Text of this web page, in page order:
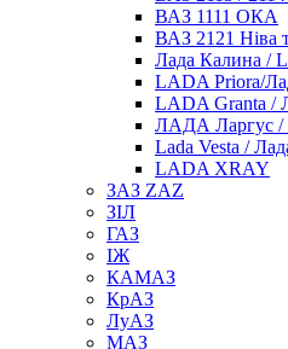
ВАЗ 1111 ОКА
ВАЗ 2121 Ніва
Лада Калина /
LADA Priora/
LADA Granta /
ЛАДА Ларгус /
Lada Vesta /
LADA XRAY
ЗАЗ ZAZ
ЗІЛ
ГАЗ
ІЖ
КАМАЗ
КрАЗ
ЛуАЗ
МАЗ